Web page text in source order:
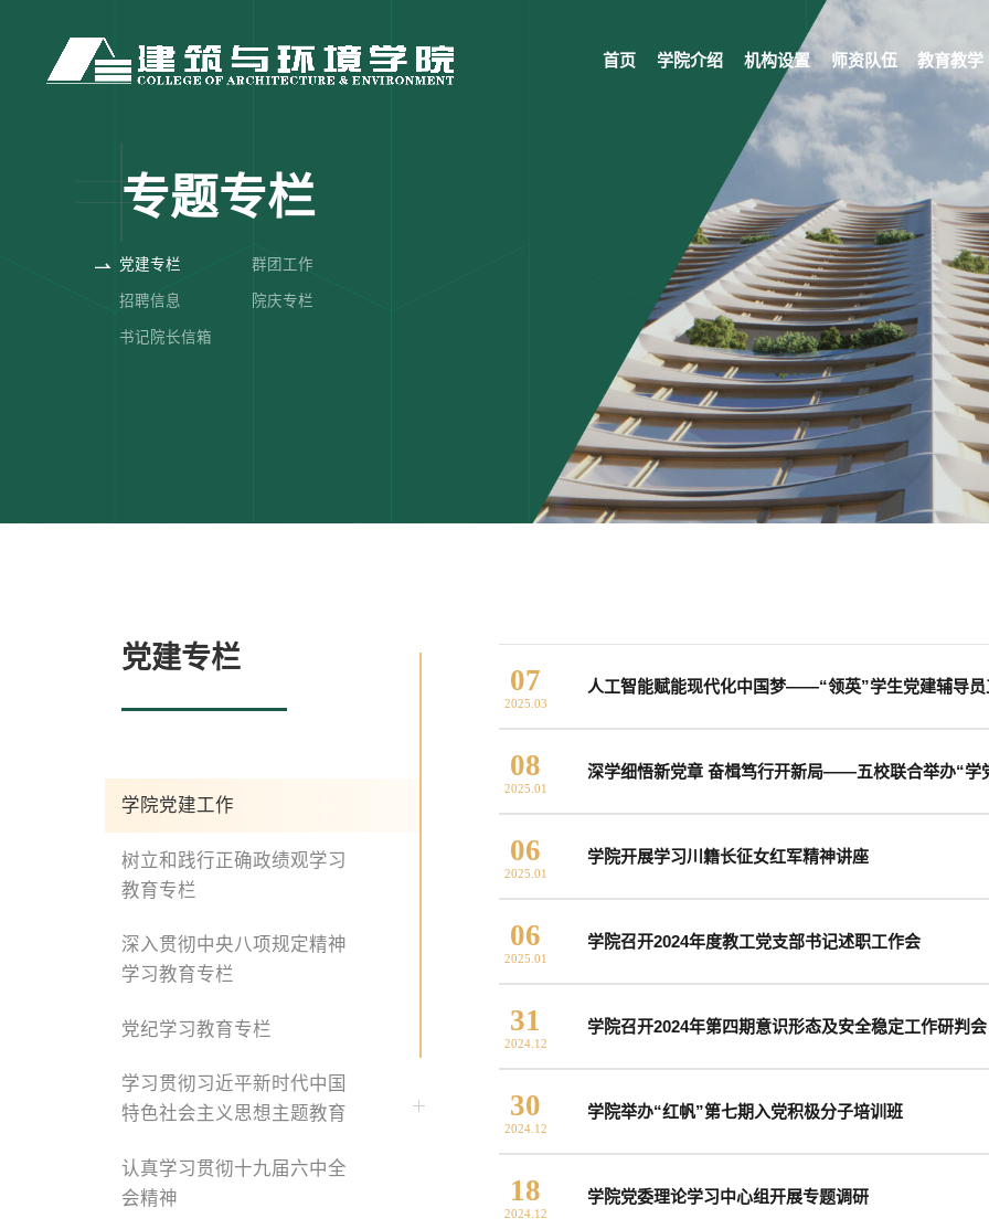
首页 学院介绍 机构设置 师资队伍 教育教学
专题专栏
党建专栏 群团工作
招聘信息 院庆专栏
书记院长信箱
党建专栏
学院党建工作
树立和践行正确政绩观学习
教育专栏
深入贯彻中央八项规定精神
学习教育专栏
党纪学习教育专栏
学习贯彻习近平新时代中国
特色社会主义思想主题教育
认真学习贯彻十九届六中全
会精神
07
2025.03
人工智能赋能现代化中国梦——“领英”学生党建辅导
08
2025.01
深学细悟新党章 奋楫笃行开新局——五校联合举办“学
06
2025.01
学院开展学习川籍长征女红军精神讲座
06
2025.01
学院召开2024年度教工党支部书记述职工作会
31
2024.12
学院召开2024年第四期意识形态及安全稳定工作研判会
30
2024.12
学院举办“红帆”第七期入党积极分子培训班
18
2024.12
学院党委理论学习中心组开展专题调研